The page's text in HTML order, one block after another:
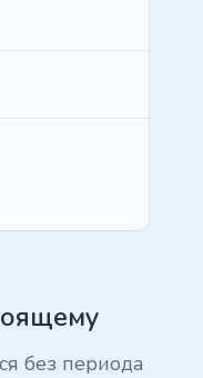
без периода